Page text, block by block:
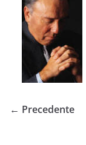
← Precedente